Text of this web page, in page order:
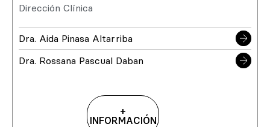
Dirección Clínica
Dra. Aida Pinasa Altarriba
Dra. Rossana Pascual Daban
+
INFORMACIÓN